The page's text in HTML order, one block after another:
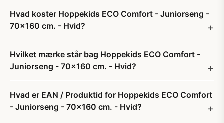
Hvad koster Hoppekids ECO Comfort - Juniorseng -
70x160 cm. - Hvid?
Hvilket mærke står bag Hoppekids ECO Comfort -
Juniorseng - 70x160 cm. - Hvid?
Hvad er EAN / Produktid for Hoppekids ECO Comfort
- Juniorseng - 70x160 cm. - Hvid?